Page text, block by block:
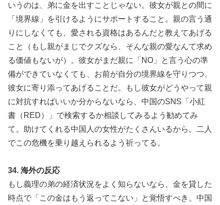
いうのは、弟に金を出すことじゃない。彼女が親との間に
「境界線」を引けるようにサポートすること。親の言う通
りにしなくても、愛される資格はあるんだと教えてあげる
こと（もし親がまじでクズなら、そんな親の愛なんて求め
る価値もないが）。彼女がまだ親に「NO」と言う心の準
備ができていなくても、お前が自分の境界線を守りつつ、
彼女に寄り添ってあげることだ。もし彼女がどうやって親
に対抗すればいいか分からないなら、中国のSNS「小紅
書（RED）」で検索するか相談してみるよう勧めてみ
て。助けてくれる中国人の女性がたくさんいるから。二人
でこの危機を乗り越えられるよう祈ってる。
34. 海外の反応
もし義理の弟の経済状況をよく知らないなら、金を貸した
時点で「この金はもう返ってこない」と覚悟すべき。中国